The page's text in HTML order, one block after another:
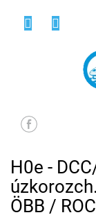
H0e -
ÖBB /